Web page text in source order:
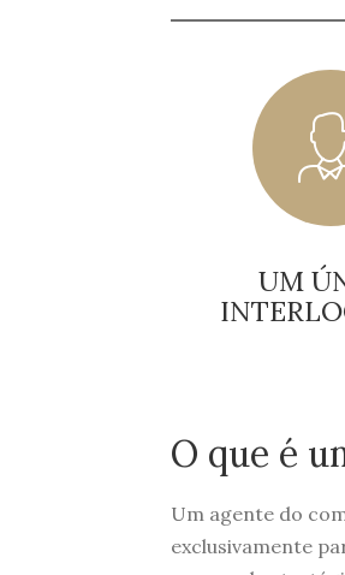
UM
O que é
Um agente do
exclusivamente